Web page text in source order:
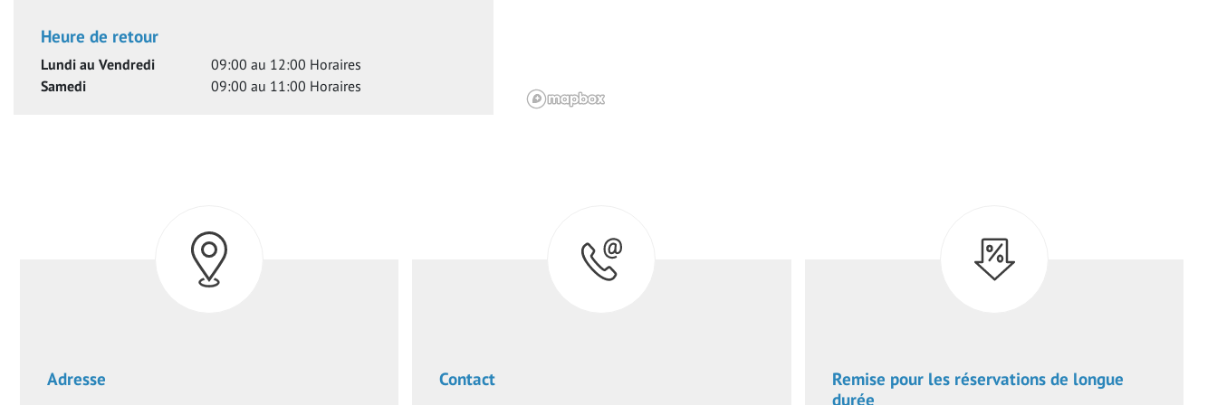
Heure de retour
Lundi au Vendredi 09:00 au 12:00 Horaires
Samedi
09:00 au 11:00 Horaires
Adresse Contact
Remise pour les réservations de longue
durée